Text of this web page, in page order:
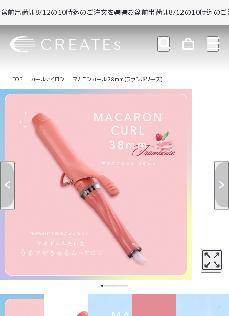
荷は8/12の10時迄のご注文を🚚🚚お盆前出荷は8/12の10時迄のご注文
TOP カールアイロン マカロンカール 38mm(フランボワーズ)